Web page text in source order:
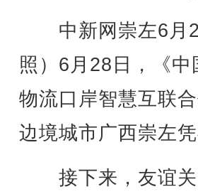
中新网崇左6月
照）6月28日，《
物流口岸智慧互联
边境城市广西崇左凭
接下来，友谊关